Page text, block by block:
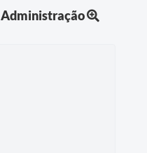
Administração